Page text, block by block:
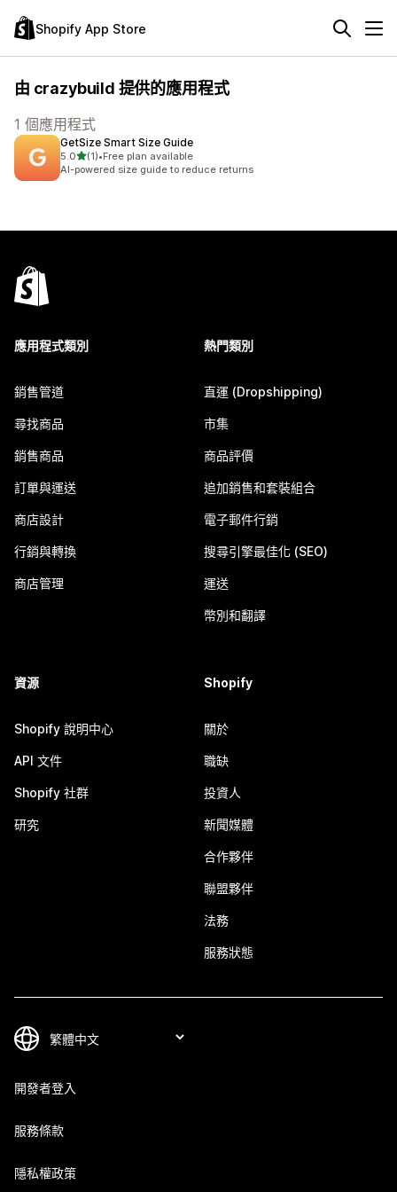
Shopify App Store
由 crazybuild 提供的應用程式
1 個應用程式
GetSize Smart Size Guide
5.0滿分 5 顆星
(1)
共有 1 則評價
•Free plan available
AI-powered size guide to reduce returns
應用程式類別
銷售管道
尋找商品
銷售商品
訂單與運送
商店設計
行銷與轉換
商店管理
熱門類別
直運 (Dropshipping)
市集
商品評價
追加銷售和套裝組合
電子郵件行銷
搜尋引擎最佳化 (SEO)
運送
幣別和翻譯
資源
Shopify 說明中心
API 文件
Shopify 社群
研究
Shopify
關於
職缺
投資人
新聞媒體
合作夥伴
聯盟夥伴
法務
服務狀態
開發者登入
服務條款
隱私權政策